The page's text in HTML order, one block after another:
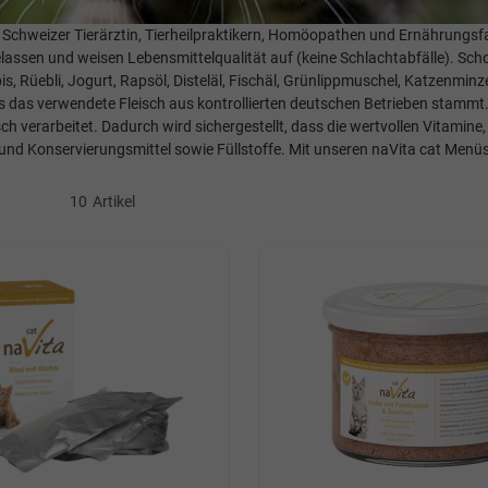
Tierärztin, Tierheilpraktikern, Homöopathen und
und weisen Lebensmittelqualität auf (keine Schlachtabfälle).
Rüebli, Jogurt, Rapsöl, Disteläl, Fischäl, Grünlippmuschel,
verwendete Fleisch aus kontrollierten deutschen Betrieben
verarbeitet. Dadurch wird sichergestellt, dass die wertvollen
Konservierungsmittel sowie Füllstoffe. Mit unseren naVita cat
10 Artikel